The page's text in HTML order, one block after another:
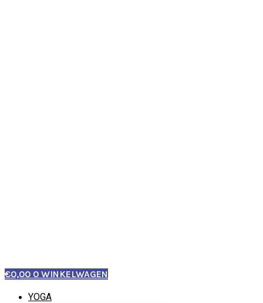
€0,00 0 WINKELWAGEN
YOGA